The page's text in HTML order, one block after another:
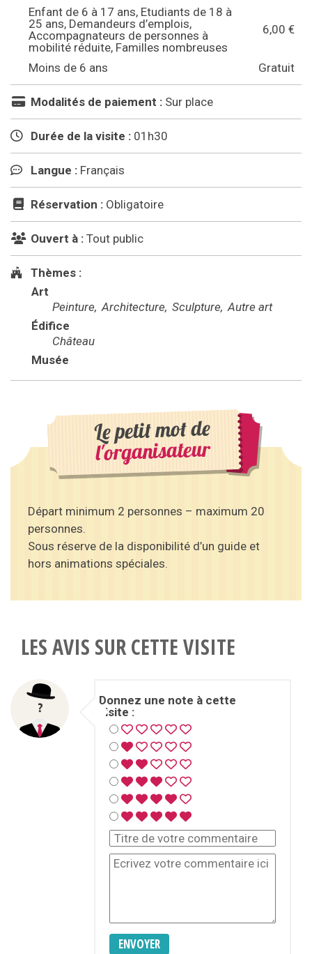
Enfant de 6 à 17 ans, Etudiants de 18 à
25 ans, Demandeurs d’emplois,
Accompagnateurs de personnes à
mobilité réduite, Familles nombreuses
6,00 €
Moins de 6 ans Gratuit
Modalités de paiement : Sur place
Durée de la visite : 01h30
Langue : Français
Réservation : Obligatoire
Ouvert à : Tout public
Thèmes :
Art
Peinture Architecture Sculpture Autre art
Édifice
Château
Musée
Le petit mot de
l'organisateur
Départ minimum 2 personnes – maximum 20
personnes.
Sous réserve de la disponibilité d’un guide et
hors animations spéciales.
LES AVIS SUR CETTE VISITE
Donnez une note à cette
visite :
ENVOYER